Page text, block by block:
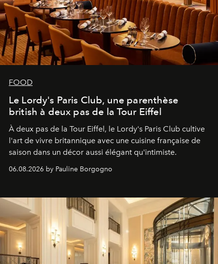
FOOD
Le Lordy's Paris Club, une parenthèse
british à deux pas de la Tour Eiffel
À deux pas de la Tour Eiffel, le Lordy's Paris Club cultive
l'art de vivre britannique avec une cuisine française de
saison dans un décor aussi élégant qu'intimiste.
06.08.2026 by Pauline Borgogno